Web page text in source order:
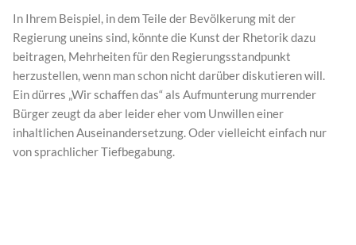
In Ihrem Beispiel, in dem Teile der Bevölkerung mit der
Regierung uneins sind, könnte die Kunst der Rhetorik dazu
beitragen, Mehrheiten für den Regierungsstandpunkt
herzustellen, wenn man schon nicht darüber diskutieren will.
Ein dürres „Wir schaffen das“ als Aufmunterung murrender
Bürger zeugt da aber leider eher vom Unwillen einer
inhaltlichen Auseinandersetzung. Oder vielleicht einfach nur
von sprachlicher Tiefbegabung.